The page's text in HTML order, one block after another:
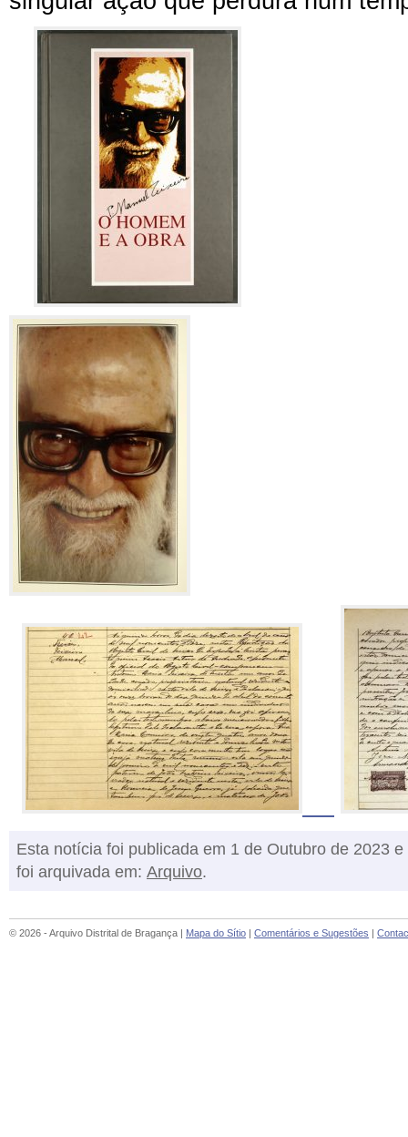
Esta notícia foi publicada em 1 de Outubro de 2023 e
foi arquivada em: Arquivo.
© 2026 - Arquivo Distrital de Bragança | Mapa do Sítio | Comentários e Sugestões |